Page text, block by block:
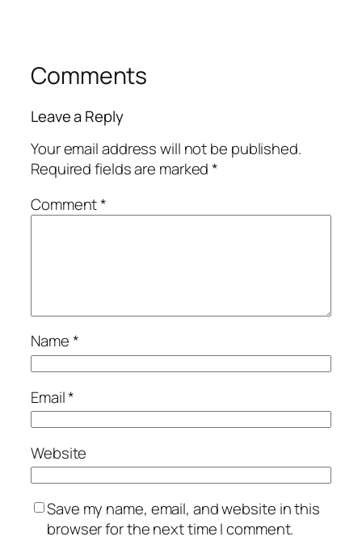
Comments
Leave a Reply
Your email address will not be published.
Required fields are marked*
Comment*
Name*
Email*
Website
Save my name, email, and website in this
browser for the next time I comment.